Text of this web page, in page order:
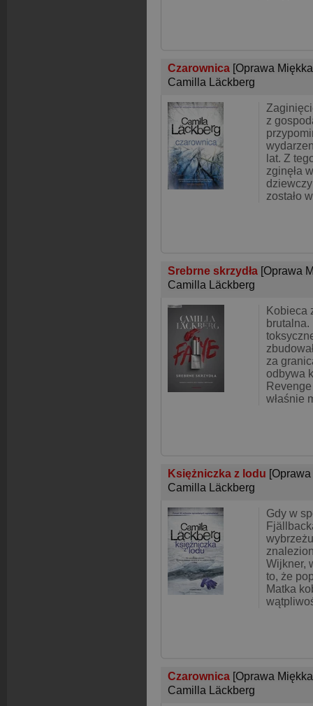
Czarownica [Oprawa
Camilla Läckberg
z
lat. Z
zginęła
zostało
Srebrne skrzydła [Oprawa
Camilla Läckberg
Kobieca
za
odbywa
właśnie
Księżniczka z lodu
Camilla Läckberg
Gdy w
Wijkner,
to, że
Matka
Czarownica [Oprawa
Camilla Läckberg